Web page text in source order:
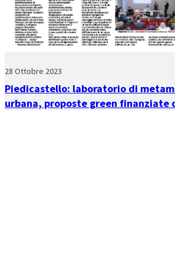
28 Ottobre 2023
Piedicastello: laboratorio di
urbana, proposte green finanziate